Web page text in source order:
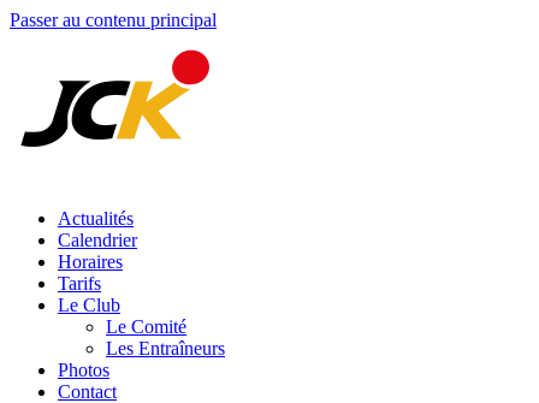
Passer au contenu principal
Actualités
Calendrier
Horaires
Tarifs
Le Club
Le Comité
Les Entraîneurs
Photos
Contact